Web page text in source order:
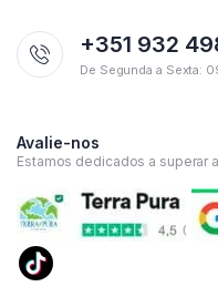
+351 932
De Segunda a Sexta:
Avalie-nos
Estamos dedicados a superar